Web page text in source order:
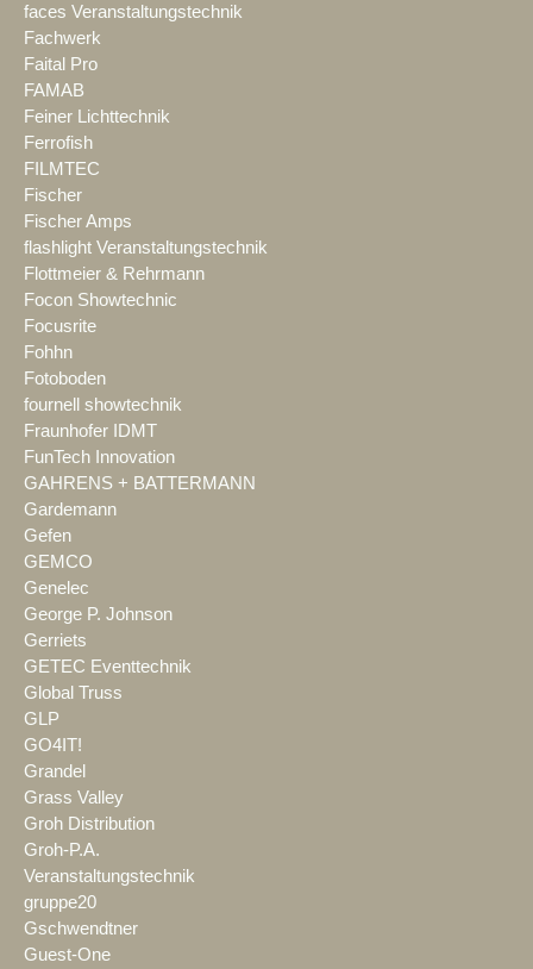
faces Veranstaltungstechnik
Fachwerk
Faital Pro
FAMAB
Feiner Lichttechnik
Ferrofish
FILMTEC
Fischer
Fischer Amps
flashlight Veranstaltungstechnik
Flottmeier & Rehrmann
Focon Showtechnic
Focusrite
Fohhn
Fotoboden
fournell showtechnik
Fraunhofer IDMT
FunTech Innovation
GAHRENS + BATTERMANN
Gardemann
Gefen
GEMCO
Genelec
George P. Johnson
Gerriets
GETEC Eventtechnik
Global Truss
GLP
GO4IT!
Grandel
Grass Valley
Groh Distribution
Groh-P.A.
Veranstaltungstechnik
gruppe20
Gschwendtner
Guest-One